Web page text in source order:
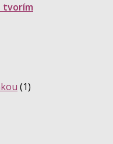
tvorím
(1)